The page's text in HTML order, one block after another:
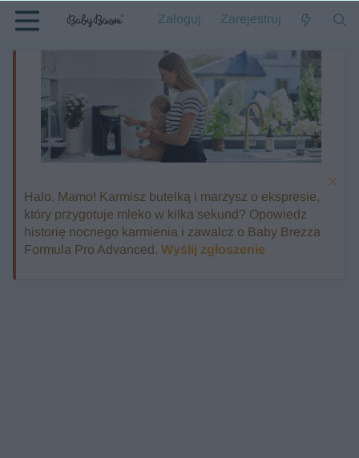
Zaloguj Zarejestruj
Halo, Mamo! Karmisz butelką i marzysz o ekspresie,
który przygotuje mleko w kilka sekund? Opowiedz
historię nocnego karmienia i zawalcz o Baby Brezza
Formula Pro Advanced. Wyślij zgłoszenie